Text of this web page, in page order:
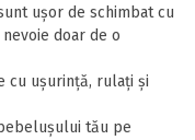
ușor de schimbat cu
doar de o
cu ușurință, rulați și
tău pe